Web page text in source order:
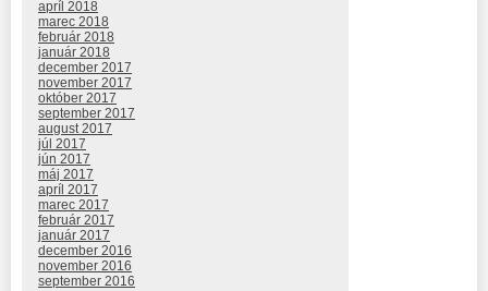
apríl 2018
marec 2018
február 2018
január 2018
december 2017
november 2017
október 2017
september 2017
august 2017
júl 2017
jún 2017
máj 2017
apríl 2017
marec 2017
február 2017
január 2017
december 2016
november 2016
september 2016